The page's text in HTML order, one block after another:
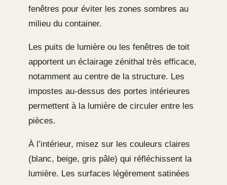
fenêtres pour éviter les zones sombres au
milieu du container.
Les puits de lumière ou les fenêtres de toit
apportent un éclairage zénithal très efficace,
notamment au centre de la structure. Les
impostes au-dessus des portes intérieures
permettent à la lumière de circuler entre les
pièces.
À l’intérieur, misez sur les couleurs claires
(blanc, beige, gris pâle) qui réfléchissent la
lumière. Les surfaces légèrement satinées